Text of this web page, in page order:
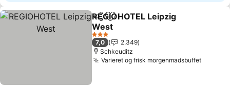
Del Føj til favoritter
REGIOHOTEL Leipzig
West
3 Stjerner
7,0
2.349
Schkeuditz
Varieret og frisk morgenmadsbuffet